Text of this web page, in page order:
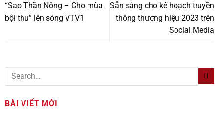
“Sao Thần Nông – Cho mùa
bội thu” lên sóng VTV1
Sẵn sàng cho kế hoạch truyền
thông thương hiệu 2023 trên
Social Media
BÀI VIẾT MỚI